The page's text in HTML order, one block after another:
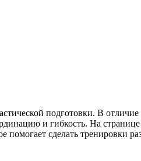
подготовки. В
и гибкость. На
помогает сделать тренировки